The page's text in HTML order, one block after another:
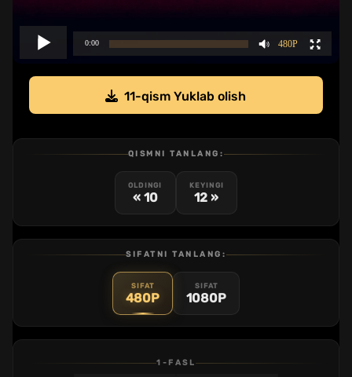
11-qism Yuklab olish
QISMNI TANLANG:
OLDINGI
« 10
KEYINGI
12 »
SIFATNI TANLANG:
SIFAT
480P
SIFAT
1080P
1-FASL